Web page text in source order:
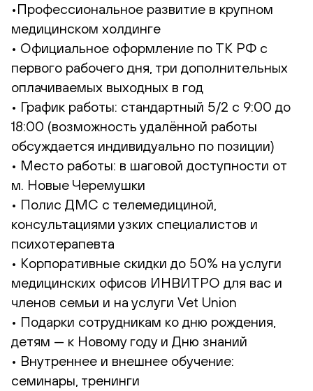
•Профессиональное развитие в крупном
медицинском холдинге
• Официальное оформление по ТК РФ с
первого рабочего дня, три дополнительных
оплачиваемых выходных в год
• График работы: стандартный 5/2 с 9:00 до
18:00 (возможность удалённой работы
обсуждается индивидуально по позиции)
• Место работы: в шаговой доступности от
м. Новые Черемушки
• Полис ДМС с телемедициной,
консультациями узких специалистов и
психотерапевта
• Корпоративные скидки до 50% на услуги
медицинских офисов ИНВИТРО для вас и
членов семьи и на услуги Vet Union
• Подарки сотрудникам ко дню рождения,
детям — к Новому году и Дню знаний
• Внутреннее и внешнее обучение:
семинары, тренинги